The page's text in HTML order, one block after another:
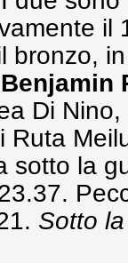
il
bronzo,
Benjamin
Di
Ruta
sotto la
Sotto